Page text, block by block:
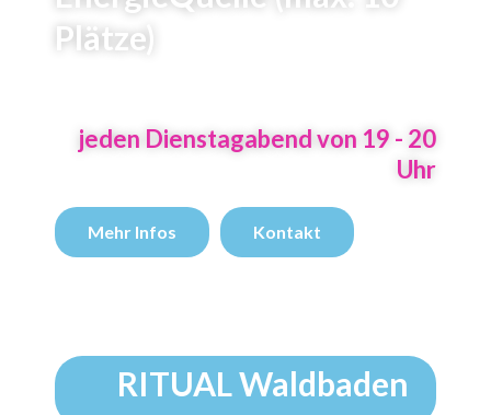
Plätze)
jeden Dienstagabend von 19 - 20
Uhr
Mehr Infos Kontakt
RITUAL Waldbaden